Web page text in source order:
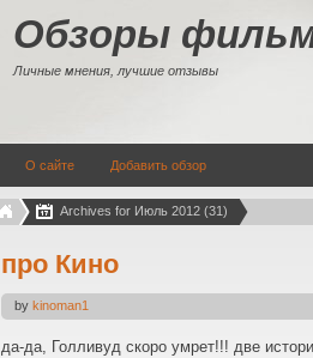
Обзоры
Личные мнения, лучшие отзывы
О сайте Добавить обзор
Archives for Июль 2012 (31)
про Кино
by kinoman1
да-да, Голливуд скоро умрет!!! две